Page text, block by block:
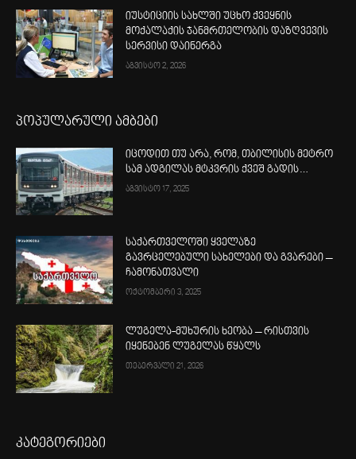
იუსტიციის სახლში უცხო ქვეყნის
მოქალაქის ჯანმრთელობის დაზღვევის
სერვისი დაინერგა
აგვისტო 2, 2026
პოპულარული ამბები
იცოდით თუ არა, რომ, თბილისის მეტრო
სამ ადგილას მტკვრის ქვეშ გადის…
აგვისტო 17, 2025
საქართველოში ყველაზე
გავრცელებული სახელები და გვარები –
ჩამონათვალი
ოქტომბერი 3, 2025
ლუგელა-მუხურის ხეობა – რისთვის
იყენებენ ლუგელას წყალს
თებერვალი 21, 2026
კატეგორიები